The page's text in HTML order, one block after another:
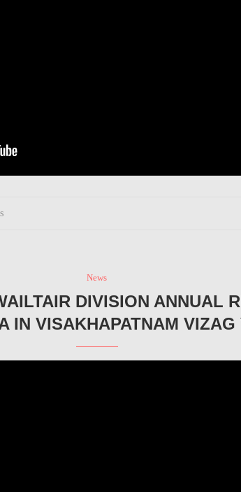
News
DIVISION ANNUAL
IN VISAKHAPATNAM VIZAG